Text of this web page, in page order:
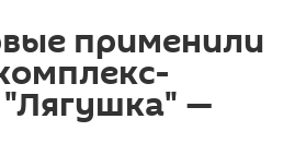
применили
—